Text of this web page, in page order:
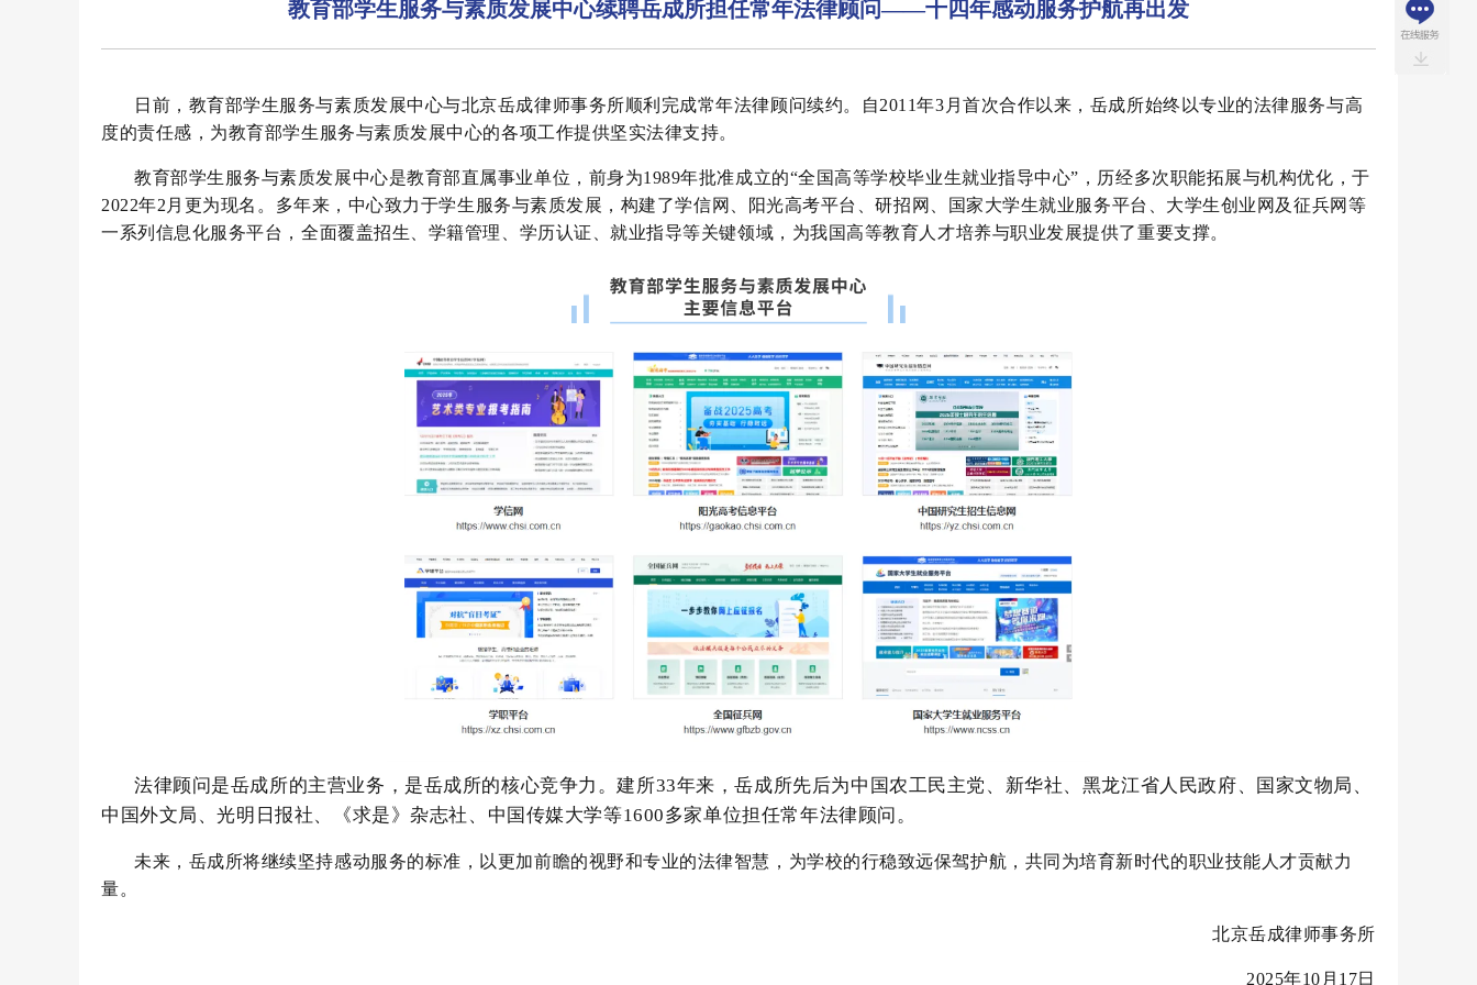
教育部学生服务与素质发展中心续聘岳成所担任常年法律顾问——十四年感动服务护航再出发
日前，教育部学生服务与素质发展中心与北京岳成律师事务所顺利完成常年法律顾问续约。自2011年3月首次合作以来，岳成所始终以专业的法律服务与高
度的责任感，为教育部学生服务与素质发展中心的各项工作提供坚实法律支持。
教育部学生服务与素质发展中心是教育部直属事业单位，前身为1989年批准成立的“全国高等学校毕业生就业指导中心”，历经多次职能拓展与机构优化，于
2022年2月更为现名。多年来，中心致力于学生服务与素质发展，构建了学信网、阳光高考平台、研招网、国家大学生就业服务平台、大学生创业网及征兵网等
一系列信息化服务平台，全面覆盖招生、学籍管理、学历认证、就业指导等关键领域，为我国高等教育人才培养与职业发展提供了重要支撑。
法律顾问是岳成所的主营业务，是岳成所的核心竞争力。建所33年来，岳成所先后为中国农工民主党、新华社、黑龙江省人民政府、国家文物局、
中国外文局、光明日报社、《求是》杂志社、中国传媒大学等1600多家单位担任常年法律顾问。
未来，岳成所将继续坚持感动服务的标准，以更加前瞻的视野和专业的法律智慧，为学校的行稳致远保驾护航，共同为培育新时代的职业技能人才贡献力
量。
北京岳成律师事务所
2025年10月17日